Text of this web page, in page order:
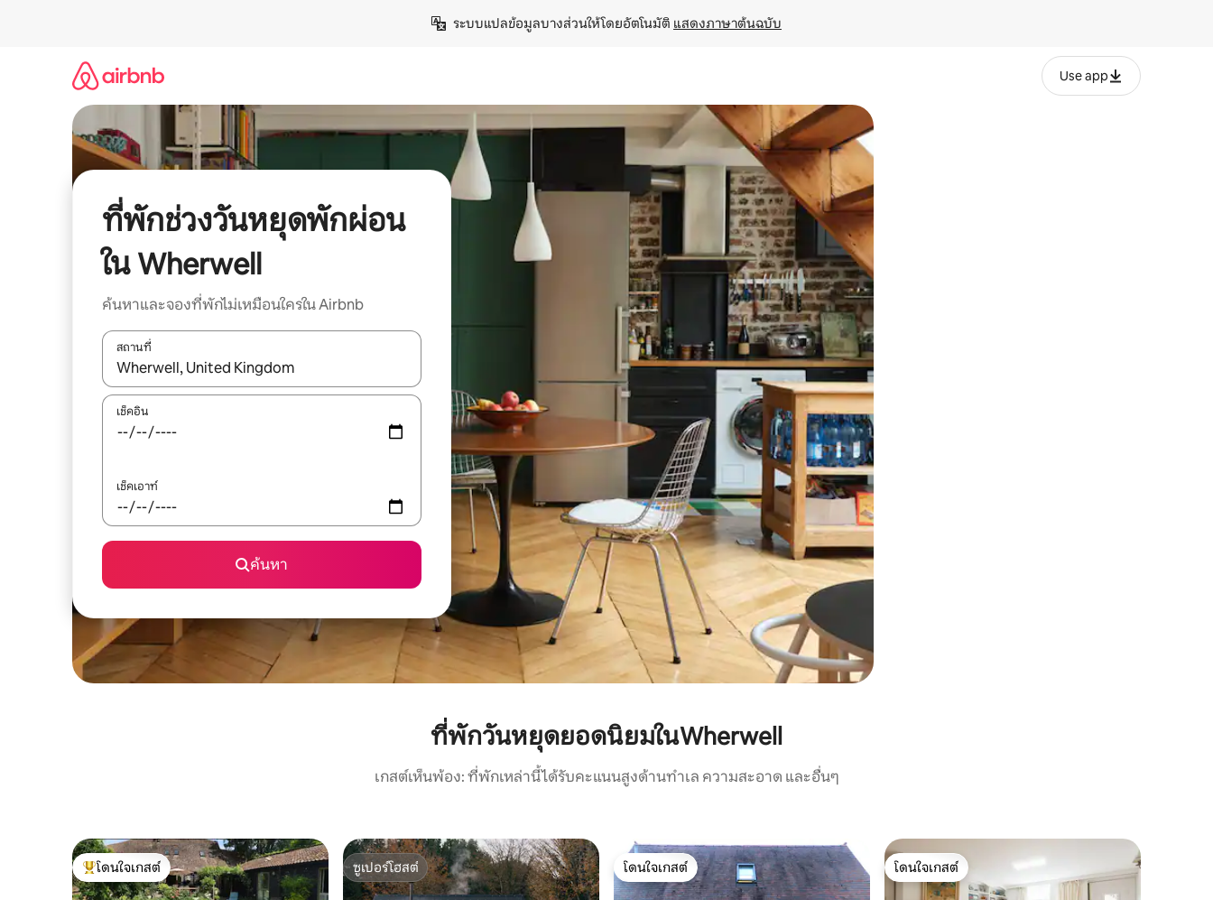
ระบบแปลข้อมูลบางส่วนให้โดยอัตโนมัติ แสดงภาษาต้นฉบับ
Use app
ที่พักช่วงวันหยุดพักผ่อน
ใน Wherwell
ค้นหาและจองที่พักไม่เหมือนใครใน Airbnb
สถานที่
ใช้ลูกศรขึ้นลง หรือใช้การสัมผัสหรือปัด เพื่อสำรวจผลการค้นหา
เช็คอิน
เช็คเอาท์
ค้นหา
ที่พักวันหยุดยอดนิยมในWherwell
เกสต์เห็นพ้อง: ที่พักเหล่านี้ได้รับคะแนนสูงด้านทำเล ความสะอาด และอื่นๆ
โดนใจเกสต์ที่สุด
โดนใจเกสต์
ซูเปอร์โฮสต์
ซูเปอร์โฮสต์
โดนใจเกสต์
โดนใจเกสต์
โดนใจเกสต์
โดนใจเกสต์